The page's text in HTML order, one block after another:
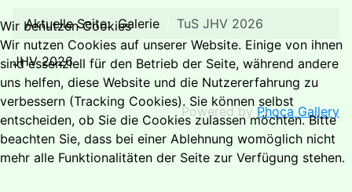
Aktuelle Seite:Galerie TuS JHV 2026
JHV 2026
Powered by Phoca Gallery
Wir benutzen Cookies
Wir nutzen Cookies auf unserer Website. Einige von ihnen
sind essenziell für den Betrieb der Seite, während andere
uns helfen, diese Website und die Nutzererfahrung zu
verbessern (Tracking Cookies). Sie können selbst
entscheiden, ob Sie die Cookies zulassen möchten. Bitte
beachten Sie, dass bei einer Ablehnung womöglich nicht
mehr alle Funktionalitäten der Seite zur Verfügung stehen.